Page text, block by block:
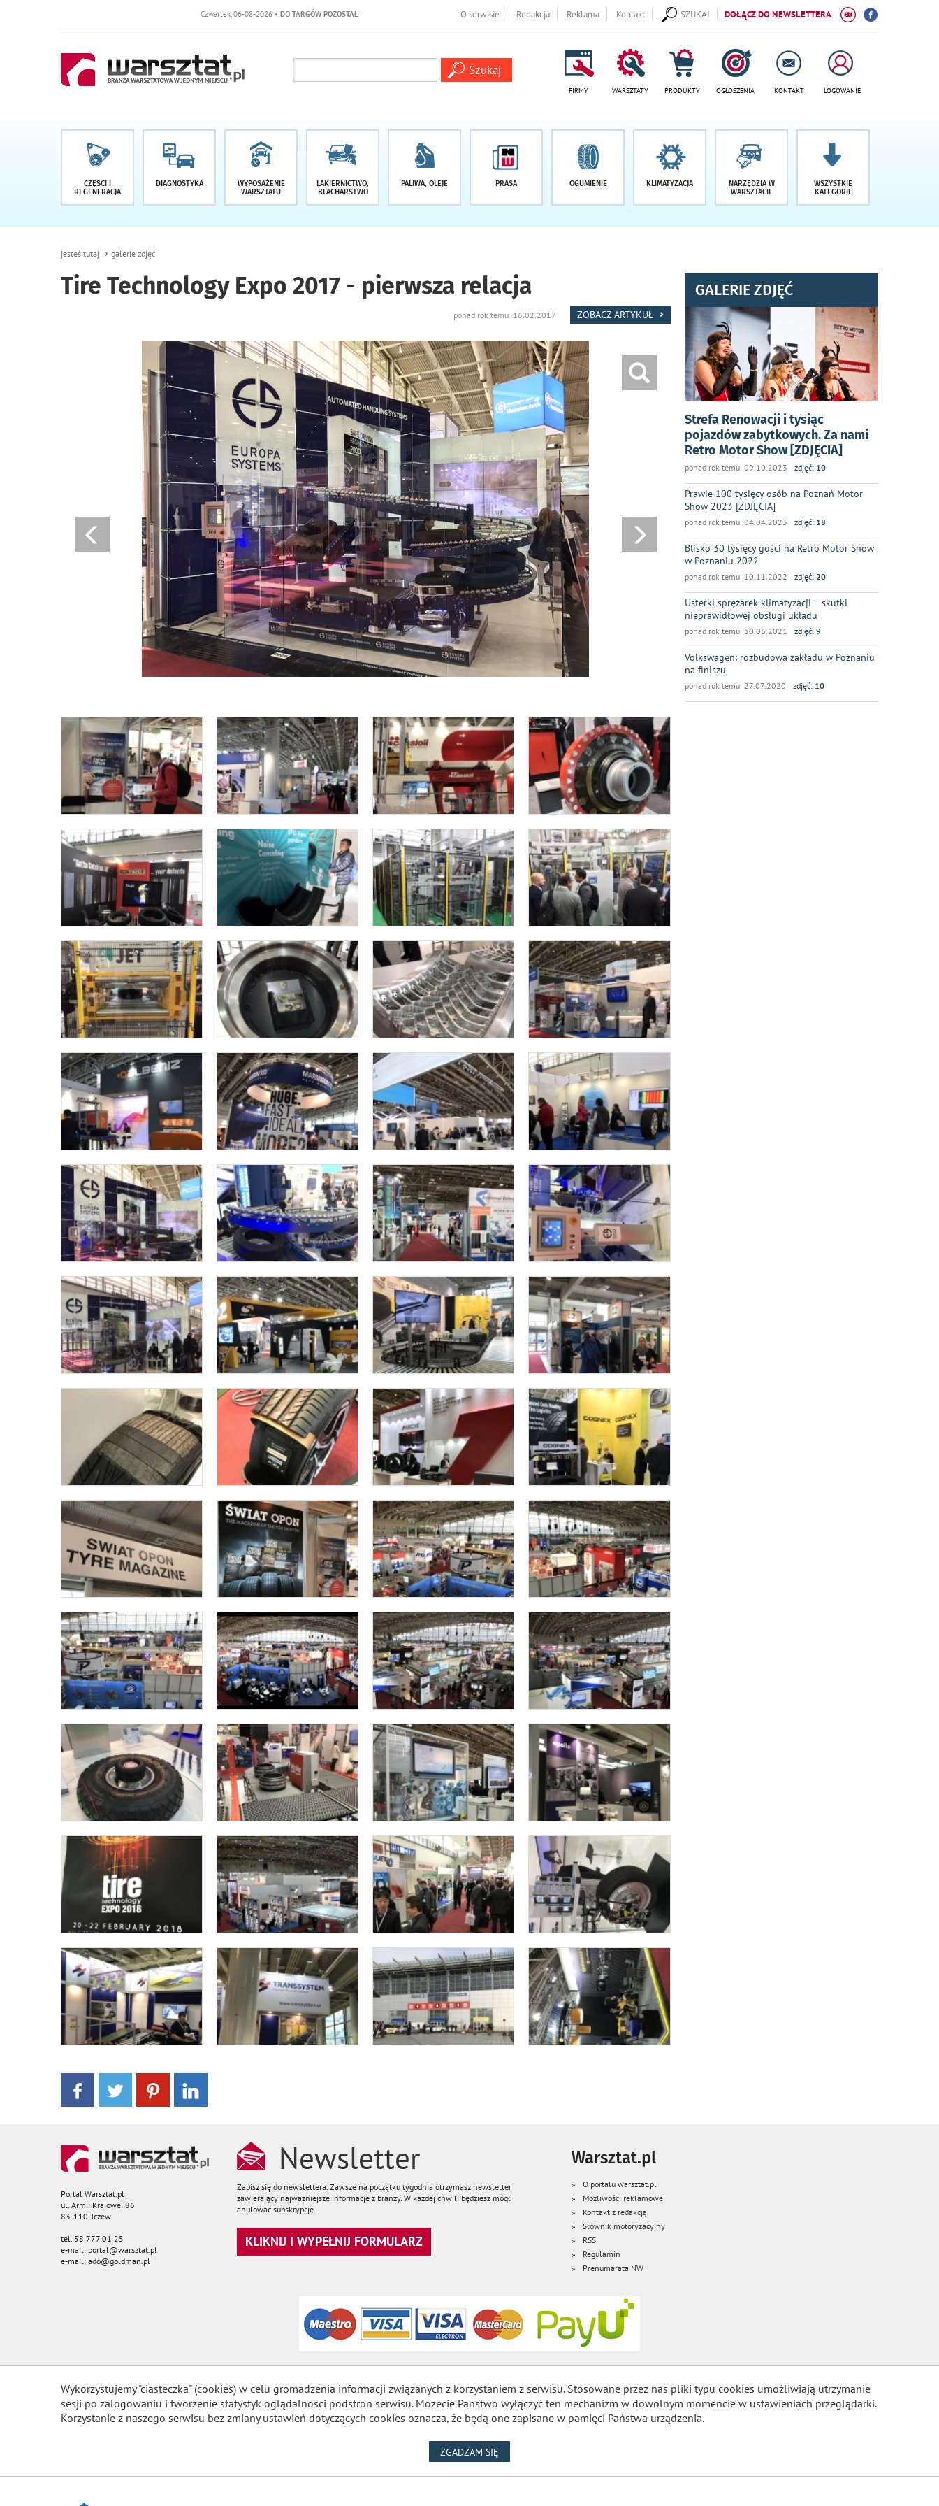
Czwartek, 06-08-2026• DO TARGÓW POZOSTAŁO -1 DNI O serwisie Redakcja Reklama Kontakt DOŁĄCZ DO NEWSLETTERA
SZUKAJ
FIRMY WARSZTATY PRODUKTY OGŁOSZENIA KONTAKT LOGOWANIE
CZĘŚCI I
REGENERACJA
DIAGNOSTYKA
WYPOSAŻENIE
WARSZTATU
LAKIERNICTWO,
BLACHARSTWO
PALIWA, OLEJE PRASA OGUMIENIE KLIMATYZACJA
NARZĘDZIA W
WARSZTACIE
WSZYSTKIE
KATEGORIE
jesteś tutaj galerie zdjęć
Tire Technology Expo 2017 - pierwsza relacja
ponad rok temu 16.02.2017 ZOBACZ ARTYKUŁ
GALERIE ZDJĘĆ
Strefa Renowacji i tysiąc
pojazdów zabytkowych. Za nami
Retro Motor Show [ZDJĘCIA]
ponad rok temu 09.10.2023 zdjęć: 10
Prawie 100 tysięcy osób na Poznań Motor
Show 2023 [ZDJĘCIA]
ponad rok temu 04.04.2023 zdjęć: 18
Blisko 30 tysięcy gości na Retro Motor Show
w Poznaniu 2022
ponad rok temu 10.11.2022 zdjęć: 20
Usterki sprężarek klimatyzacji – skutki
nieprawidłowej obsługi układu
ponad rok temu 30.06.2021 zdjęć: 9
Volkswagen: rozbudowa zakładu w Poznaniu
na finiszu
ponad rok temu 27.07.2020 zdjęć: 10
Portal Warsztat.pl
ul. Armii Krajowej 86
83-110 Tczew
tel. 58 777 01 25
e-mail: portal@warsztat.pl
e-mail: ado@goldman.pl
Newsletter
Zapisz się do newslettera. Zawsze na początku tygodnia otrzymasz newsletter
zawierający najważniejsze informacje z branży. W każdej chwili będziesz mógł
anulować subskrypcję.
KLIKNIJ I WYPEŁNIJ FORMULARZ
Warsztat.pl
O portalu warsztat.pl
Możliwości reklamowe
Kontakt z redakcją
Słownik motoryzacyjny
RSS
Regulamin
Prenumarata NW
Wykorzystujemy "ciasteczka" (cookies) w celu gromadzenia informacji związanych z korzystaniem z serwisu. Stosowane przez nas pliki typu cookies umożliwiają utrzymanie
sesji po zalogowaniu i tworzenie statystyk oglądalności podstron serwisu. Możecie Państwo wyłączyć ten mechanizm w dowolnym momencie w ustawieniach przeglądarki.
Korzystanie z naszego serwisu bez zmiany ustawień dotyczących cookies oznacza, że będą one zapisane w pamięci Państwa urządzenia.
ZGADZAM SIĘ